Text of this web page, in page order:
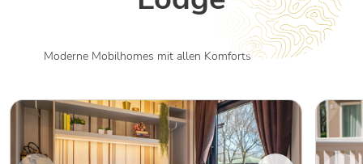
Moderne Mobilhomes mit allen Komforts